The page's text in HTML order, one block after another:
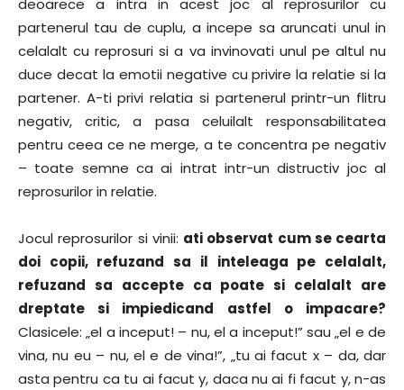
deoarece a intra in acest joc al reprosurilor cu
partenerul tau de cuplu, a incepe sa aruncati unul in
celalalt cu reprosuri si a va invinovati unul pe altul nu
duce decat la emotii negative cu privire la relatie si la
partener. A-ti privi relatia si partenerul printr-un flitru
negativ, critic, a pasa celuilalt responsabilitatea
pentru ceea ce ne merge, a te concentra pe negativ
– toate semne ca ai intrat intr-un distructiv joc al
reprosurilor in relatie.
Jocul reprosurilor si vinii: ati observat cum se cearta
doi copii, refuzand sa il inteleaga pe celalalt,
refuzand sa accepte ca poate si celalalt are
dreptate si impiedicand astfel o impacare?
Clasicele: „el a inceput! – nu, el a inceput!” sau „el e de
vina, nu eu – nu, el e de vina!”, „tu ai facut x – da, dar
asta pentru ca tu ai facut y, daca nu ai fi facut y, n-as